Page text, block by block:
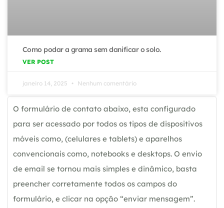
Como podar a grama sem danificar o solo.
VER POST
janeiro 14, 2025 Nenhum comentário
O formulário de contato abaixo, esta configurado
para ser acessado por todos os tipos de dispositivos
móveis como, (celulares e tablets) e aparelhos
convencionais como, notebooks e desktops. O envio
de email se tornou mais simples e dinâmico, basta
preencher corretamente todos os campos do
formulário, e clicar na opção “enviar mensagem”.